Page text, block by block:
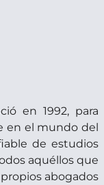
en 1992, para
en el mundo del
de estudios
aquéllos que
abogados